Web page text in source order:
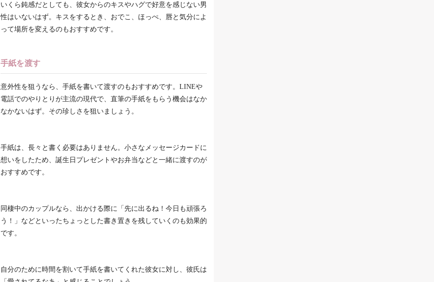
いくら鈍感だとしても、彼女からのキスやハグで好意を感じない男
性はいないはず。キスをするとき、おでこ、ほっぺ、唇と気分によ
って場所を変えるのもおすすめです。
手紙を渡す
意外性を狙うなら、手紙を書いて渡すのもおすすめです。LINEや
電話でのやりとりが主流の現代で、直筆の手紙をもらう機会はなか
なかないはず。その珍しさを狙いましょう。
手紙は、長々と書く必要はありません。小さなメッセージカードに
想いをしたため、誕生日プレゼントやお弁当などと一緒に渡すのが
おすすめです。
同棲中のカップルなら、出かける際に「先に出るね！今日も頑張ろ
う！」などといったちょっとした書き置きを残していくのも効果的
です。
自分のために時間を割いて手紙を書いてくれた彼女に対し、彼氏は